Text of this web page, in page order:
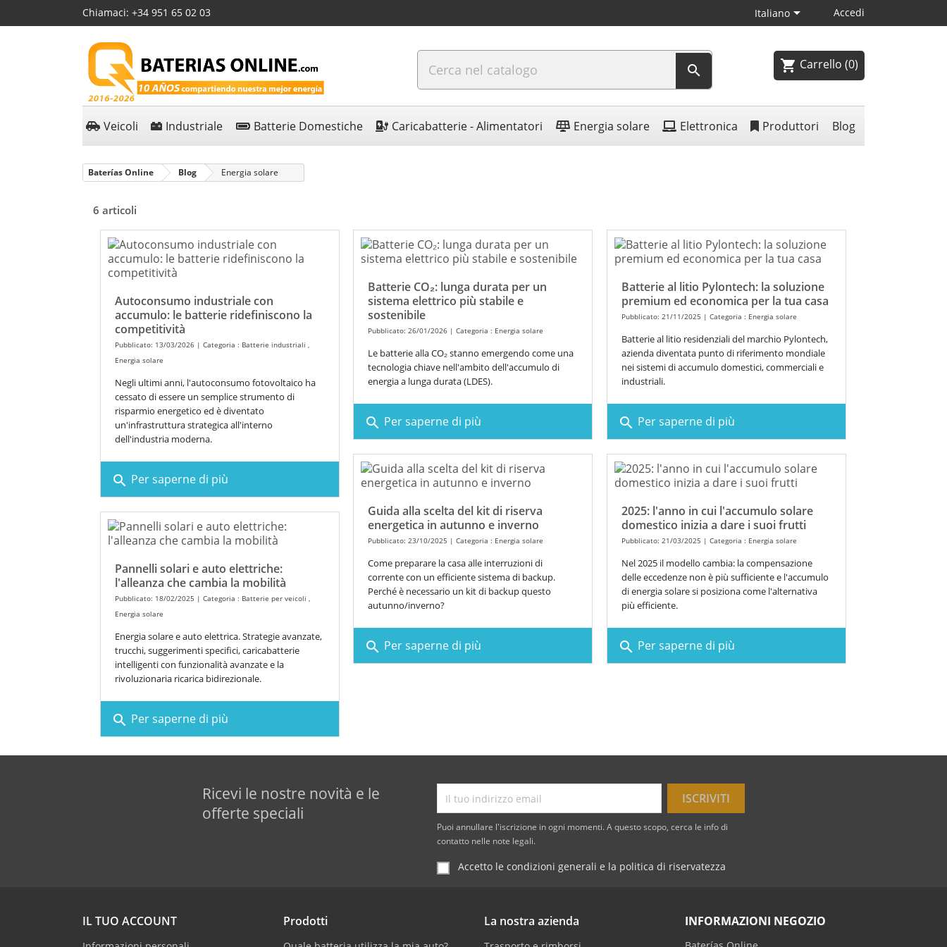
Chiamaci: +34 951 65 02 03 Italiano Accedi
 shopping_cart Carrello (0)
Veicoli Industriale Batterie Domestiche Caricabatterie - Alimentatori Energia solare Elettronica Produttori Blog
Baterías Online Blog Energia solare
6 articoli
Autoconsumo industriale con
accumulo: le batterie ridefiniscono la
competitività
Pubblicato: 13/03/2026 | Categoria : Batterie industriali ,
Energia solare
Negli ultimi anni, l'autoconsumo fotovoltaico ha
cessato di essere un semplice strumento di
risparmio energetico ed è diventato
un'infrastruttura strategica all'interno
dell'industria moderna.
search Per saperne di più
Batterie CO₂: lunga durata per un
sistema elettrico più stabile e
sostenibile
Pubblicato: 26/01/2026 | Categoria : Energia solare
Le batterie alla CO₂ stanno emergendo come una
tecnologia chiave nell'ambito dell'accumulo di
energia a lunga durata (LDES).
search Per saperne di più
Batterie al litio Pylontech: la soluzione
premium ed economica per la tua casa
Pubblicato: 21/11/2025 | Categoria : Energia solare
Batterie al litio residenziali del marchio Pylontech,
azienda diventata punto di riferimento mondiale
nei sistemi di accumulo domestici, commerciali e
industriali.
search Per saperne di più
Guida alla scelta del kit di riserva
energetica in autunno e inverno
Pubblicato: 23/10/2025 | Categoria : Energia solare
Come preparare la casa alle interruzioni di
corrente con un efficiente sistema di backup.
Perché è necessario un kit di backup questo
autunno/inverno?
search Per saperne di più
2025: l'anno in cui l'accumulo solare
domestico inizia a dare i suoi frutti
Pubblicato: 21/03/2025 | Categoria : Energia solare
Nel 2025 il modello cambia: la compensazione
delle eccedenze non è più sufficiente e l'accumulo
di energia solare si posiziona come l'alternativa
più efficiente.
search Per saperne di più
Pannelli solari e auto elettriche:
l'alleanza che cambia la mobilità
Pubblicato: 18/02/2025 | Categoria : Batterie per veicoli ,
Energia solare
Energia solare e auto elettrica. Strategie avanzate,
trucchi, suggerimenti specifici, caricabatterie
intelligenti con funzionalità avanzate e la
rivoluzionaria ricarica bidirezionale.
search Per saperne di più
Ricevi le nostre novità e le
offerte speciali
Puoi annullare l'iscrizione in ogni momenti. A questo scopo, cerca le info di
contatto nelle note legali.
Accetto le condizioni generali e la politica di riservatezza
IL TUO ACCOUNT Prodotti La nostra azienda INFORMAZIONI NEGOZIO